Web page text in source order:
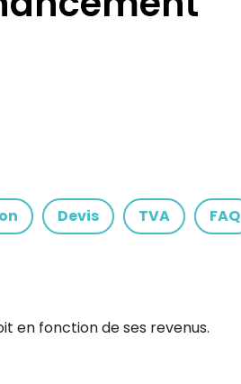
Devis TVA FAQ
en fonction de ses revenus.